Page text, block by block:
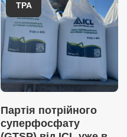
ТРА
Партія потрійного
суперфосфату